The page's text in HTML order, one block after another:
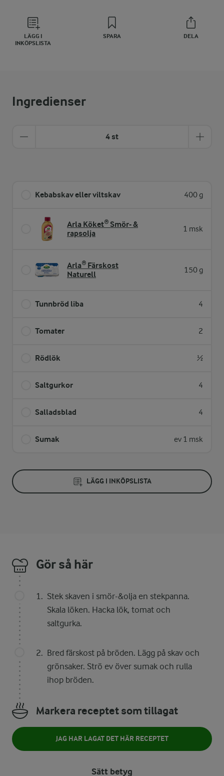
LÄGG I
INKÖPSLISTA
SPARA DELA
Ingredienser
4 st
Kebabskav eller viltskav 400 g
Arla Köket® Smör- &
rapsolja
1 msk
Arla® Färskost
Naturell
150 g
Tunnbröd liba 4
Tomater 2
Rödlök ½
Saltgurkor 4
Salladsblad 4
Sumak ev 1 msk
LÄGG I INKÖPSLISTA
Gör så här
Stek skaven i smör-&olja en stekpanna.
Skala löken. Hacka lök, tomat och
saltgurka.
Bred färskost på bröden. Lägg på skav och
grönsaker. Strö ev över sumak och rulla
ihop bröden.
Markera receptet som tillagat
JAG HAR LAGAT DET HÄR RECEPTET
Sätt betyg